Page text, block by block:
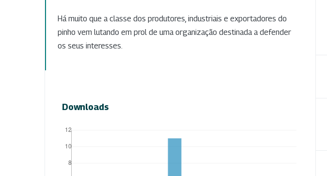
Há muito que a classe dos produtores, industriais e exportadores do
pinho vem lutando em prol de uma organização destinada a defender
os seus interesses.
Downloads